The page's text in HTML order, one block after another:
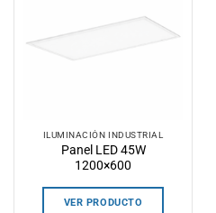
ILUMINACIÓN INDUSTRIAL
Panel LED 45W
1200×600
VER PRODUCTO